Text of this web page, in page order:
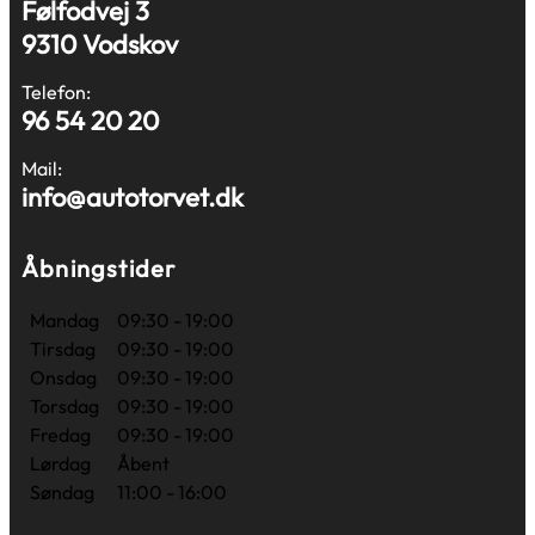
Følfodvej 3
9310 Vodskov
Telefon:
96 54 20 20
Mail:
info@autotorvet.dk
Åbningstider
Mandag
09:30 - 19:00
Tirsdag
09:30 - 19:00
Onsdag
09:30 - 19:00
Torsdag
09:30 - 19:00
Fredag
09:30 - 19:00
Lørdag
Åbent
Søndag
11:00 - 16:00